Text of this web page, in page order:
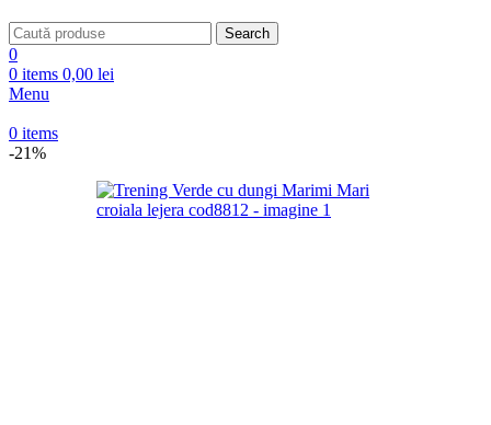
Search
0
0 items 0,00 lei
Menu
0 items
-21%